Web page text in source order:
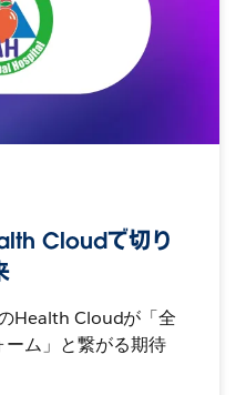
Cloudで切り
Health Cloudが「全
ム」と繋がる期待